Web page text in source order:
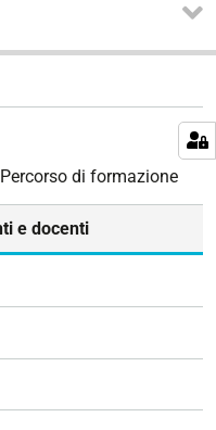
di formazione
e docenti